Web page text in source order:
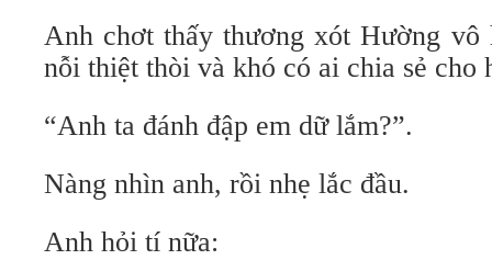
Anh chơt thấy thương xót Hường vô
nỗi thiệt thòi và khó có ai chia sẻ cho
“Anh ta đánh đập em dữ lắm?”.
Nàng nhìn anh, rồi nhẹ lắc đầu.
Anh hỏi tí nữa: